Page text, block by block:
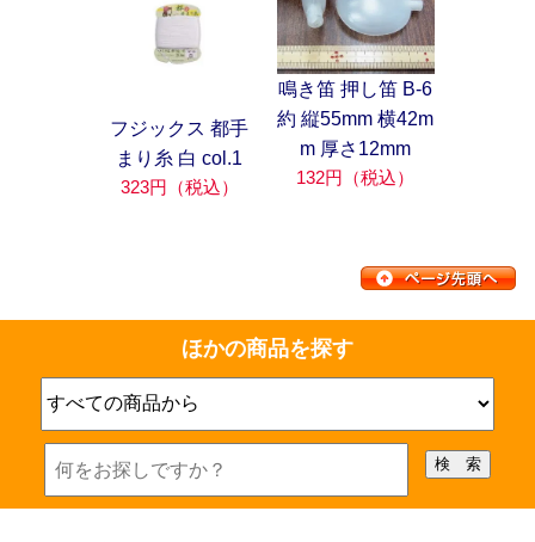
フジックス 都手
まり糸 白 col.1
323円（税込）
鳴き笛 押し笛 B-6
約 縦55mm 横42m
m 厚さ12mm
132円（税込）
ほかの商品を探す